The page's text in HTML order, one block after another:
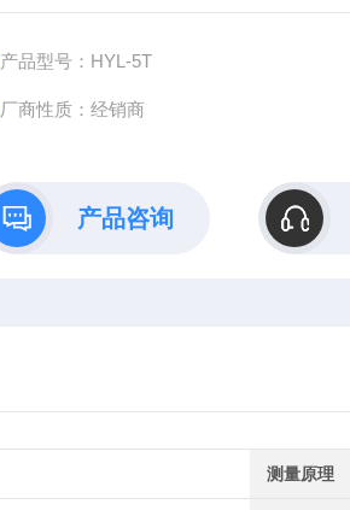
产品型号：HYL-5T
厂商性质：经销商
产品咨询
测量原理